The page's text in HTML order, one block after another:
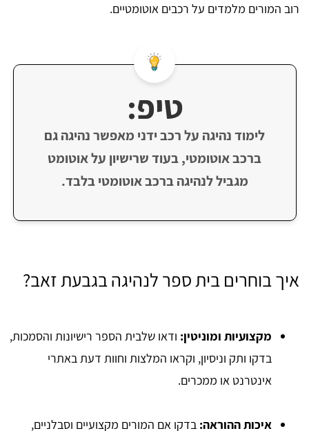
רוב המורים מלמדים על רכבים אוטומטיים.
טיפ:
לימוד נהיגה על רכב ידני מאפשר נהיגה גם
ברכב אוטומטי, בעוד שרישיון על אוטומט
מגביל לנהיגה ברכב אוטומטי בלבד.
איך בוחרים בית ספר לנהיגה בגבעת זאב?
מקצועיות ומוניטין: ודאו שלבית הספר רישיונות והסמכות,
בדקו ותק וניסיון, וקראו המלצות וחוות דעת באתרי
אינטרנט או ממכרים.
איכות ההוראה: בדקו אם המורים מקצועיים וסבלניים,